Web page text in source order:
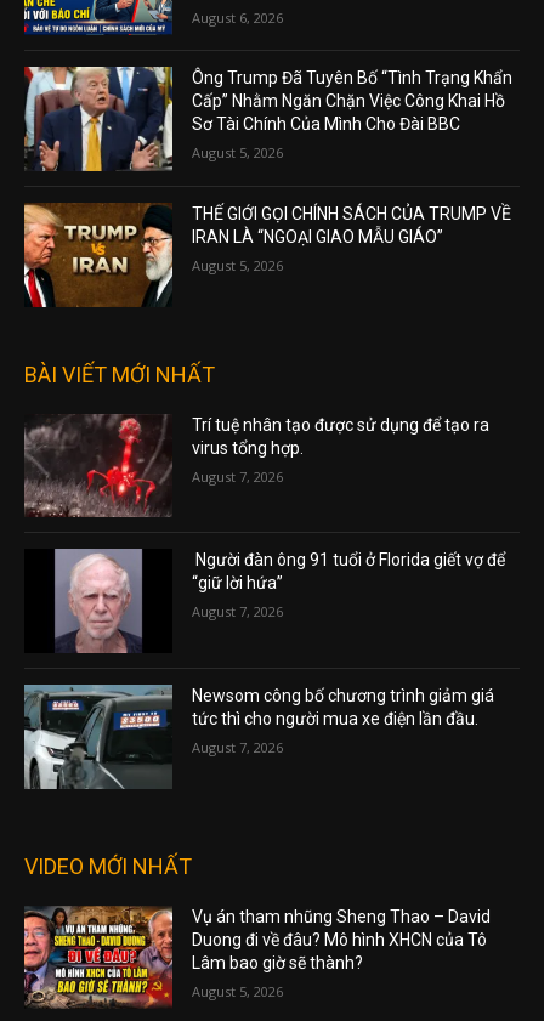
August 6, 2026
Ông Trump Đã Tuyên Bố “Tình Trạng Khẩn
Cấp” Nhằm Ngăn Chặn Việc Công Khai Hồ
Sơ Tài Chính Của Mình Cho Đài BBC
August 5, 2026
THẾ GIỚI GỌI CHÍNH SÁCH CỦA TRUMP VỀ
IRAN LÀ “NGOẠI GIAO MẪU GIÁO”
August 5, 2026
BÀI VIẾT MỚI NHẤT
Trí tuệ nhân tạo được sử dụng để tạo ra
virus tổng hợp.
August 7, 2026
Người đàn ông 91 tuổi ở Florida giết vợ để
“giữ lời hứa”
August 7, 2026
Newsom công bố chương trình giảm giá
tức thì cho người mua xe điện lần đầu.
August 7, 2026
VIDEO MỚI NHẤT
Vụ án tham nhũng Sheng Thao – David
Duong đi về đâu? Mô hình XHCN của Tô
Lâm bao giờ sẽ thành?
August 5, 2026